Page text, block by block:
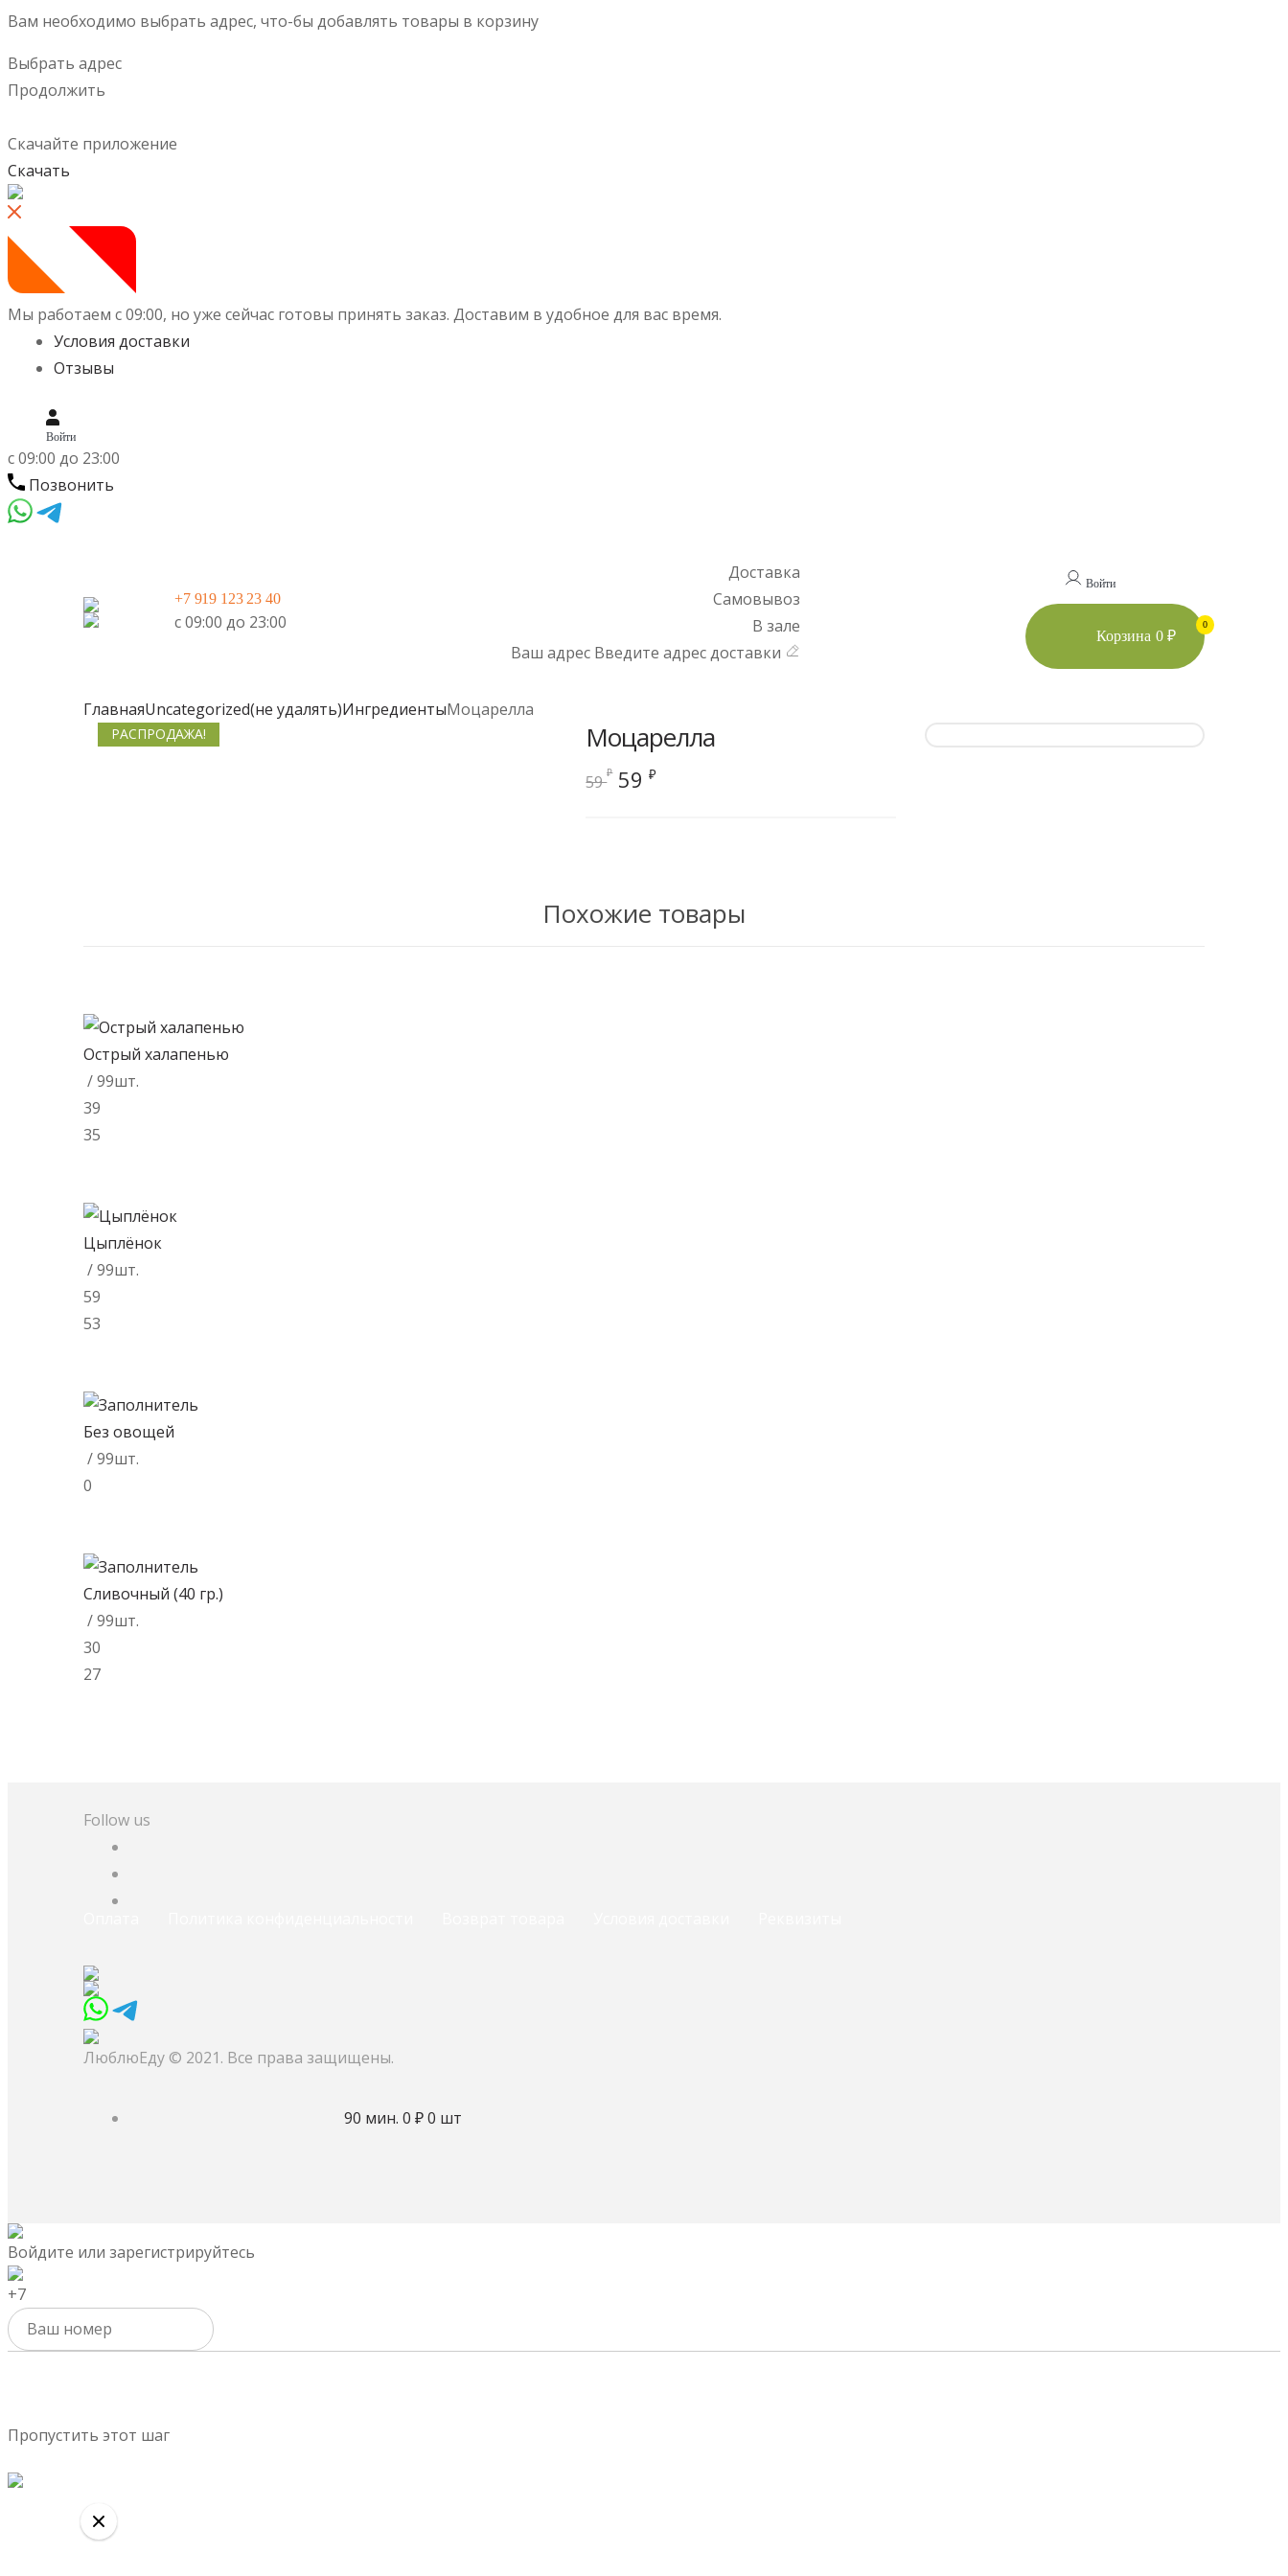
Вам необходимо выбрать адрес, что-бы добавлять товары в корзину
Выбрать адрес
Продолжить
Скачайте приложение
Скачать
Мы работаем с 09:00, но уже сейчас готовы принять заказ. Доставим в удобное для вас время.
Условия доставки
Отзывы
Войти
c 09:00 до 23:00
Позвонить
to
navigation
to
content
+7 919 123 23 40
c 09:00 до 23:00
Доставка
Самовывоз
В зале
Ваш адрес Введите адрес доставки
Войти
Корзина 0 ₽
0
ГлавнаяUncategorized(не удалять)ИнгредиентыМоцарелла
РАСПРОДАЖА! Моцарелла
59₽ Первоначальная
59₽
Похожие товары
Острый халапенью
/ 99шт.
39
35
Цыплёнок
/ 99шт.
59
53
Без овощей
/ 99шт.
0
Сливочный (40 гр.)
/ 99шт.
30
27
Follow us
ЛюблюЕду © 2021. Все права защищены.
90 мин. 0 ₽0 шт
Войдите или зарегистрируйтесь
+7
Пропустить этот шаг